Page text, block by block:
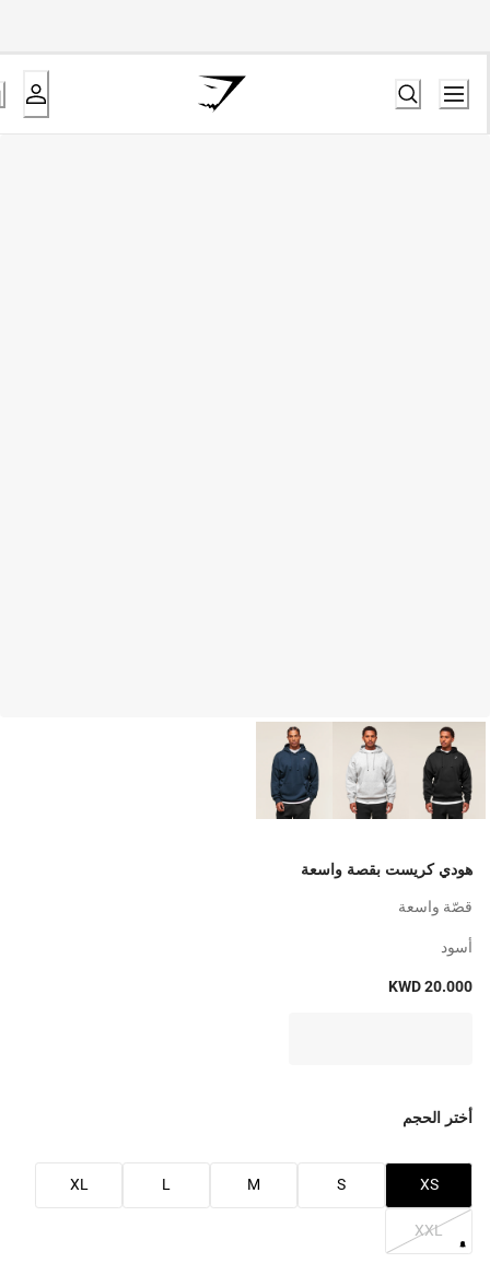
هودي كريست بقصة واسعة
قصّة واسعة
أسود
KWD 20.000
أختر الحجم
XS
S
M
L
XL
XXL